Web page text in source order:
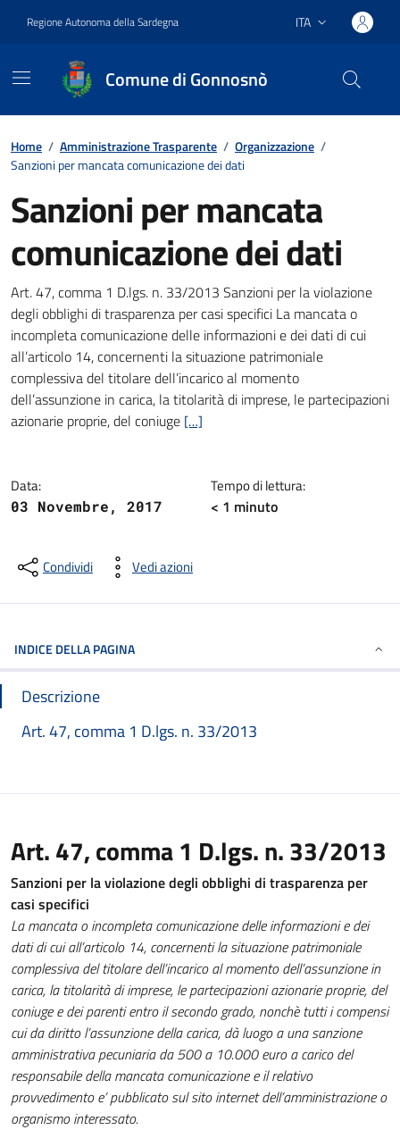
Regione Autonoma della Sardegna Lingua attiva:
ITA
Comune di Gonnosnò
Home / Amministrazione Trasparente / Organizzazione /
Sanzioni per mancata comunicazione dei dati
Sanzioni per mancata
comunicazione dei dati
Dettagli della notizia
Art. 47, comma 1 D.lgs. n. 33/2013 Sanzioni per la violazione
degli obblighi di trasparenza per casi specifici La mancata o
incompleta comunicazione delle informazioni e dei dati di cui
all’articolo 14, concernenti la situazione patrimoniale
complessiva del titolare dell’incarico al momento
dell’assunzione in carica, la titolarità di imprese, le partecipazioni
azionarie proprie, del coniuge […]
Data:
03 Novembre, 2017
Tempo di lettura:
< 1 minuto
Condividi Vedi azioni
INDICE DELLA PAGINA
Descrizione
Art. 47, comma 1 D.lgs. n. 33/2013
Art. 47, comma 1 D.lgs. n. 33/2013
Sanzioni per la violazione degli obblighi di trasparenza per
casi specifici
La mancata o incompleta comunicazione delle informazioni e dei
dati di cui all’articolo 14, concernenti la situazione patrimoniale
complessiva del titolare dell’incarico al momento dell’assunzione in
carica, la titolarità di imprese, le partecipazioni azionarie proprie, del
coniuge e dei parenti entro il secondo grado, nonchè tutti i compensi
cui da diritto l’assunzione della carica, dà luogo a una sanzione
amministrativa pecuniaria da 500 a 10.000 euro a carico del
responsabile della mancata comunicazione e il relativo
provvedimento e’ pubblicato sul sito internet dell’amministrazione o
organismo interessato.